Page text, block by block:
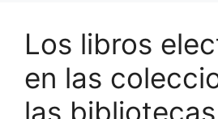
Los libros
en las
las